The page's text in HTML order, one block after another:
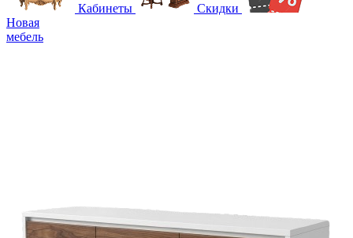
Кабинеты
Скидки
Новая
мебель